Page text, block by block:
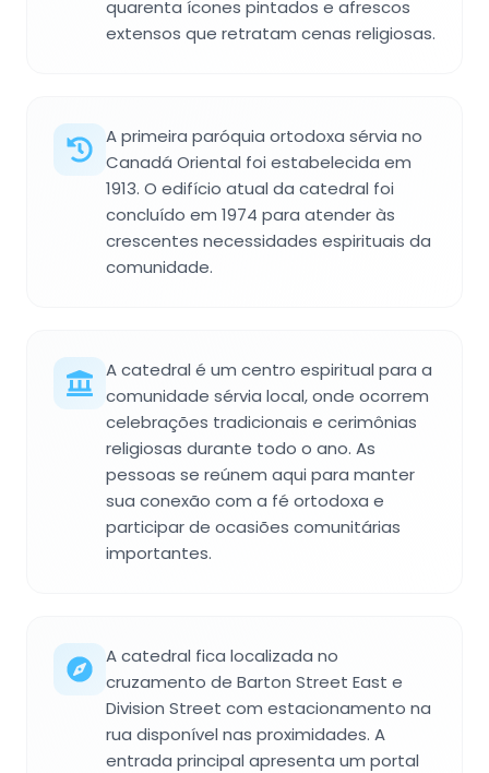
quarenta ícones pintados e afrescos
extensos que retratam cenas religiosas.
A primeira paróquia ortodoxa sérvia no
Canadá Oriental foi estabelecida em
1913. O edifício atual da catedral foi
concluído em 1974 para atender às
crescentes necessidades espirituais da
comunidade.
A catedral é um centro espiritual para a
comunidade sérvia local, onde ocorrem
celebrações tradicionais e cerimônias
religiosas durante todo o ano. As
pessoas se reúnem aqui para manter
sua conexão com a fé ortodoxa e
participar de ocasiões comunitárias
importantes.
A catedral fica localizada no
cruzamento de Barton Street East e
Division Street com estacionamento na
rua disponível nas proximidades. A
entrada principal apresenta um portal